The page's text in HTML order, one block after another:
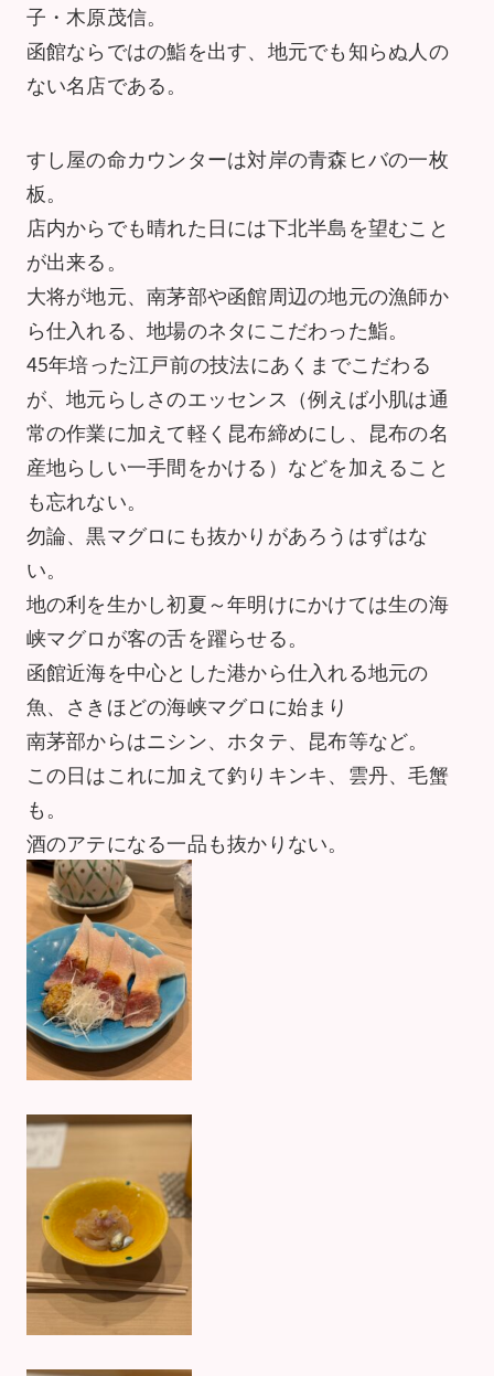
子・木原茂信。
函館ならではの鮨を出す、地元でも知らぬ人の
ない名店である。
すし屋の命カウンターは対岸の青森ヒバの一枚
板。
店内からでも晴れた日には下北半島を望むこと
が出来る。
大将が地元、南茅部や函館周辺の地元の漁師か
ら仕入れる、地場のネタにこだわった鮨。
45年培った江戸前の技法にあくまでこだわる
が、地元らしさのエッセンス（例えば小肌は通
常の作業に加えて軽く昆布締めにし、昆布の名
産地らしい一手間をかける）などを加えること
も忘れない。
勿論、黒マグロにも抜かりがあろうはずはな
い。
地の利を生かし初夏～年明けにかけては生の海
峡マグロが客の舌を躍らせる。
函館近海を中心とした港から仕入れる地元の
魚、さきほどの海峡マグロに始まり
南茅部からはニシン、ホタテ、昆布等など。
この日はこれに加えて釣りキンキ、雲丹、毛蟹
も。
酒のアテになる一品も抜かりない。